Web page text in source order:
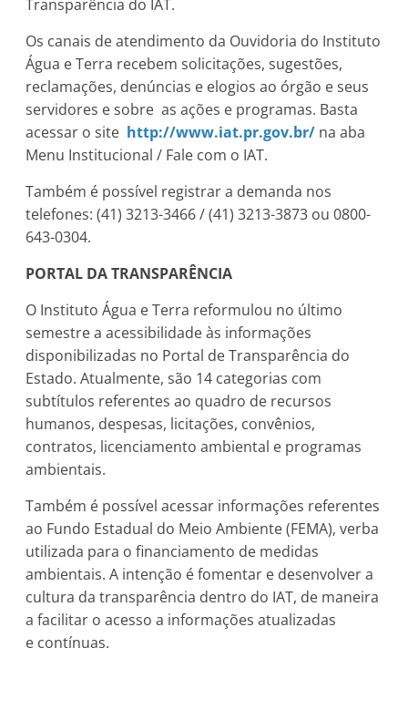
Transparência do IAT.
Os canais de atendimento da Ouvidoria do Instituto
Água e Terra recebem solicitações, sugestões,
reclamações, denúncias e elogios ao órgão e seus
servidores e sobre as ações e programas. Basta
acessar o site http://www.iat.pr.gov.br/ na aba
Menu Institucional / Fale com o IAT.
Também é possível registrar a demanda nos
telefones: (41) 3213-3466 / (41) 3213-3873 ou 0800-
643-0304.
PORTAL DA TRANSPARÊNCIA
O Instituto Água e Terra reformulou no último
semestre a acessibilidade às informações
disponibilizadas no Portal de Transparência do
Estado. Atualmente, são 14 categorias com
subtítulos referentes ao quadro de recursos
humanos, despesas, licitações, convênios,
contratos, licenciamento ambiental e programas
ambientais.
Também é possível acessar informações referentes
ao Fundo Estadual do Meio Ambiente (FEMA), verba
utilizada para o financiamento de medidas
ambientais. A intenção é fomentar e desenvolver a
cultura da transparência dentro do IAT, de maneira
a facilitar o acesso a informações atualizadas
e contínuas.